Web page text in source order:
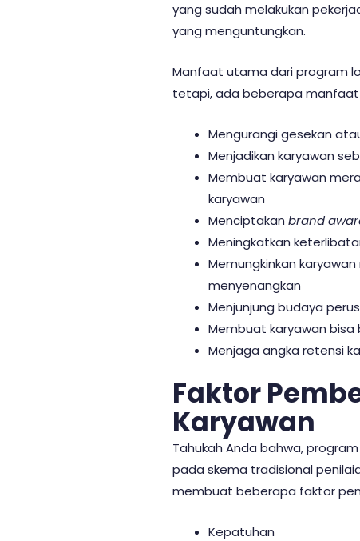
yang sudah melakukan
yang menguntungkan.
Manfaat utama dari program
tetapi, ada beberapa manfaat
Mengurangi gesekan
Menjadikan karyawan
Membuat karyawan
karyawan
Menciptakan brand
Meningkatkan
Memungkinkan
menyenangkan
Menjunjung budaya
Membuat karyawan
Menjaga angka retensi
Faktor
Karyawan
Tahukah Anda bahwa,
pada skema tradisional
membuat beberapa faktor
Kepatuhan